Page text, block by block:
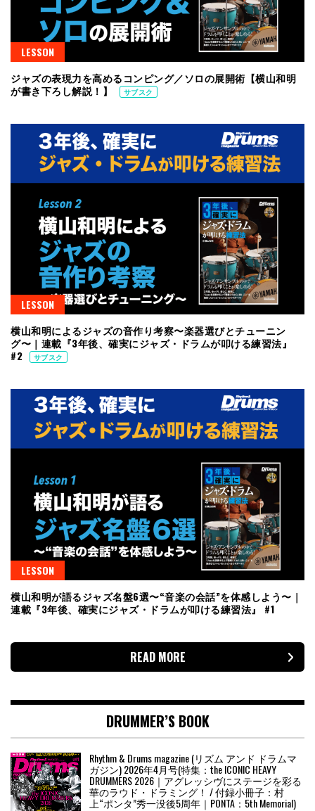
LESSON
ジャズの表現力を高めるコンピング／ソロの展開術【横山和明
が書き下ろし解説！】
サブスク
LESSON
横山和明によるジャズの音作り考察〜楽器選びとチューニン
グ〜｜連載『3年後、確実にジャズ・ドラムが叩ける練習法』
#2
サブスク
LESSON
横山和明が語るジャズ名盤6選〜“音楽の会話”を体感しよう〜｜
連載『3年後、確実にジャズ・ドラムが叩ける練習法』 #1
READ MORE
DRUMMER’S BOOK
Rhythm & Drums magazine (リズム アンド ドラムマ
ガジン) 2026年4月号(特集：the ICONIC HEAVY
DRUMMERS 2026｜アグレッシヴにステージを彩る
華のラウド・ドラミング！ / 付録小冊子：村
上“ポンタ”秀一没後5周年｜PONTA：5th Memorial)